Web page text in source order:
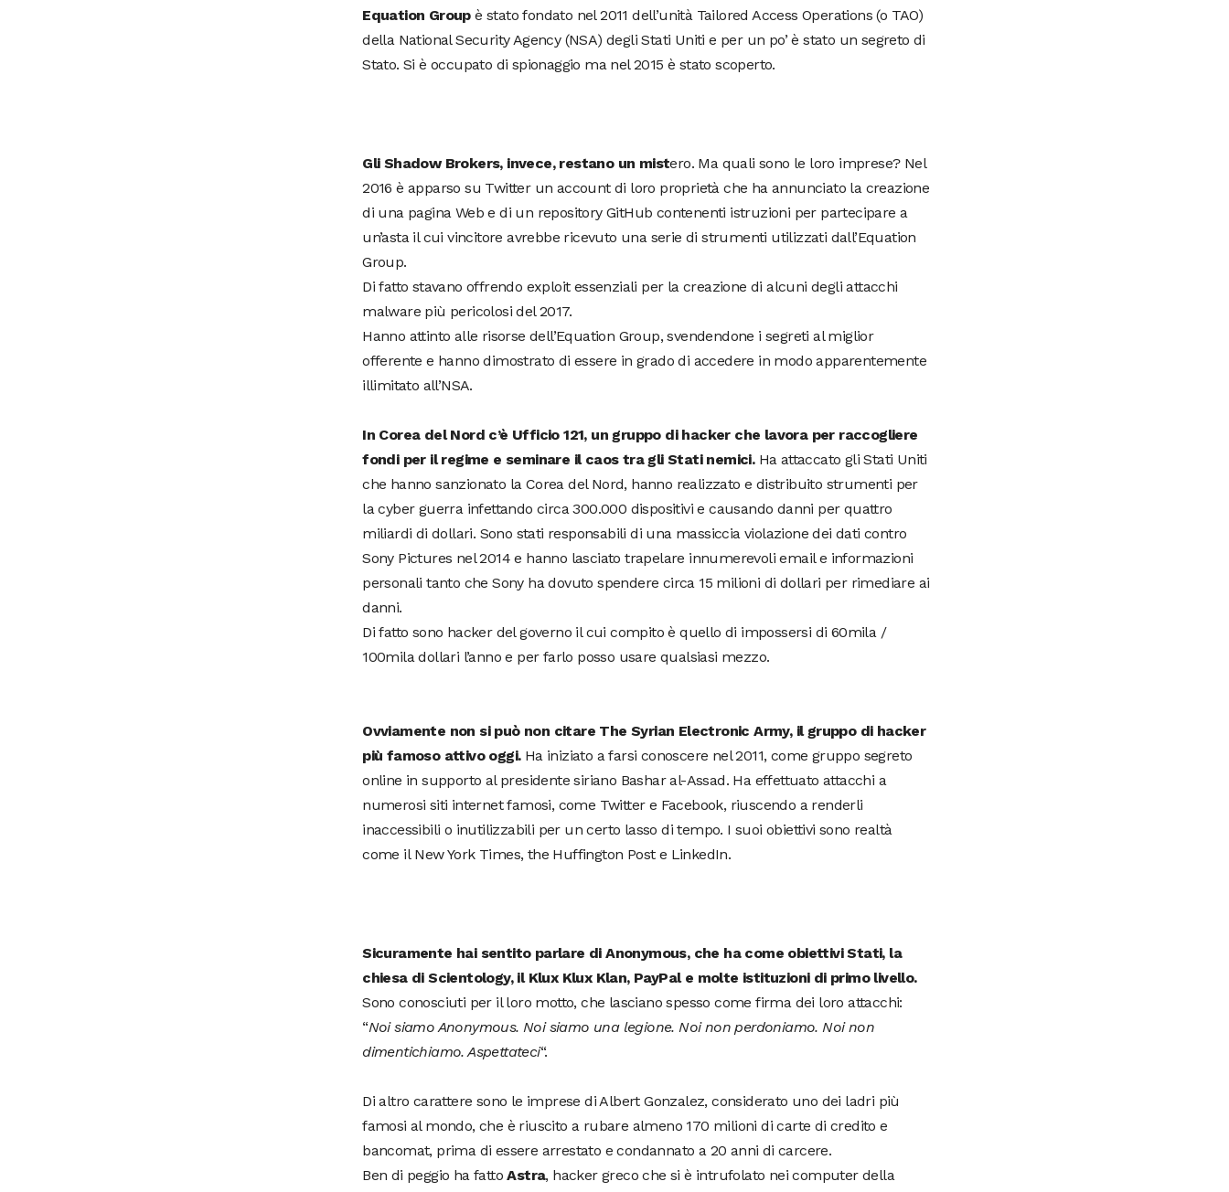
Equation Groupè stato fondato nel 2011 dell’unità Tailored Access Operations (o TAO)
della National Security Agency (NSA) degli Stati Uniti e per un po’ è stato un segreto di
Stato. Si è occupato di spionaggio ma nel 2015 è stato scoperto.
Gli Shadow Brokers, invece, restano un mistero. Ma quali sono le loro imprese? Nel
2016 è apparso su Twitter un account di loro proprietà che ha annunciato la creazione
di una pagina Web e di un repository GitHub contenenti istruzioni per partecipare a
un’asta il cui vincitore avrebbe ricevuto una serie di strumenti utilizzati dall’Equation
Group.
Di fatto stavano offrendo exploit essenziali per la creazione di alcuni degli attacchi
malware più pericolosi del 2017.
Hanno attinto alle risorse dell’Equation Group, svendendone i segreti al miglior
offerente e hanno dimostrato di essere in grado di accedere in modo apparentemente
illimitato all’NSA.
In Corea del Nord c’è Ufficio 121, un gruppo di hacker che lavora per raccogliere
fondi per il regime e seminare il caos tra gli Stati nemici.Ha attaccato gli Stati Uniti
che hanno sanzionato la Corea del Nord, hanno realizzato e distribuito strumenti per
la cyber guerra infettando circa 300.000 dispositivi e causando danni per quattro
miliardi di dollari. Sono stati responsabili di una massiccia violazione dei dati contro
Sony Pictures nel 2014 e hanno lasciato trapelare innumerevoli email e informazioni
personali tanto che Sony ha dovuto spendere circa 15 milioni di dollari per rimediare ai
danni.
Di fatto sono hacker del governo il cui compito è quello di impossersi di 60mila /
100mila dollari l’anno e per farlo posso usare qualsiasi mezzo.
Ovviamente non si può non citare The Syrian Electronic Army, il gruppo di hacker
più famoso attivo oggi.Ha iniziato a farsi conoscere nel 2011, come gruppo segreto
online in supporto al presidente siriano Bashar al-Assad. Ha effettuato attacchi a
numerosi siti internet famosi, come Twitter e Facebook, riuscendo a renderli
inaccessibili o inutilizzabili per un certo lasso di tempo. I suoi obiettivi sono realtà
come il New York Times, the Huffington Post e LinkedIn.
Sicuramente hai sentito parlare di Anonymous, che ha come obiettivi Stati, la
chiesa di Scientology, il Klux Klux Klan, PayPal e molte istituzioni di primo livello.
Sono conosciuti per il loro motto, che lasciano spesso come firma dei loro attacchi:
“Noi siamo Anonymous. Noi siamo una legione. Noi non perdoniamo. Noi non
dimentichiamo. Aspettateci“.
Di altro carattere sono le imprese di Albert Gonzalez, considerato uno dei ladri più
famosi al mondo, che è riuscito a rubare almeno 170 milioni di carte di credito e
bancomat, prima di essere arrestato e condannato a 20 anni di carcere.
Ben di peggio ha fattoAstra, hacker greco che si è intrufolato nei computer della